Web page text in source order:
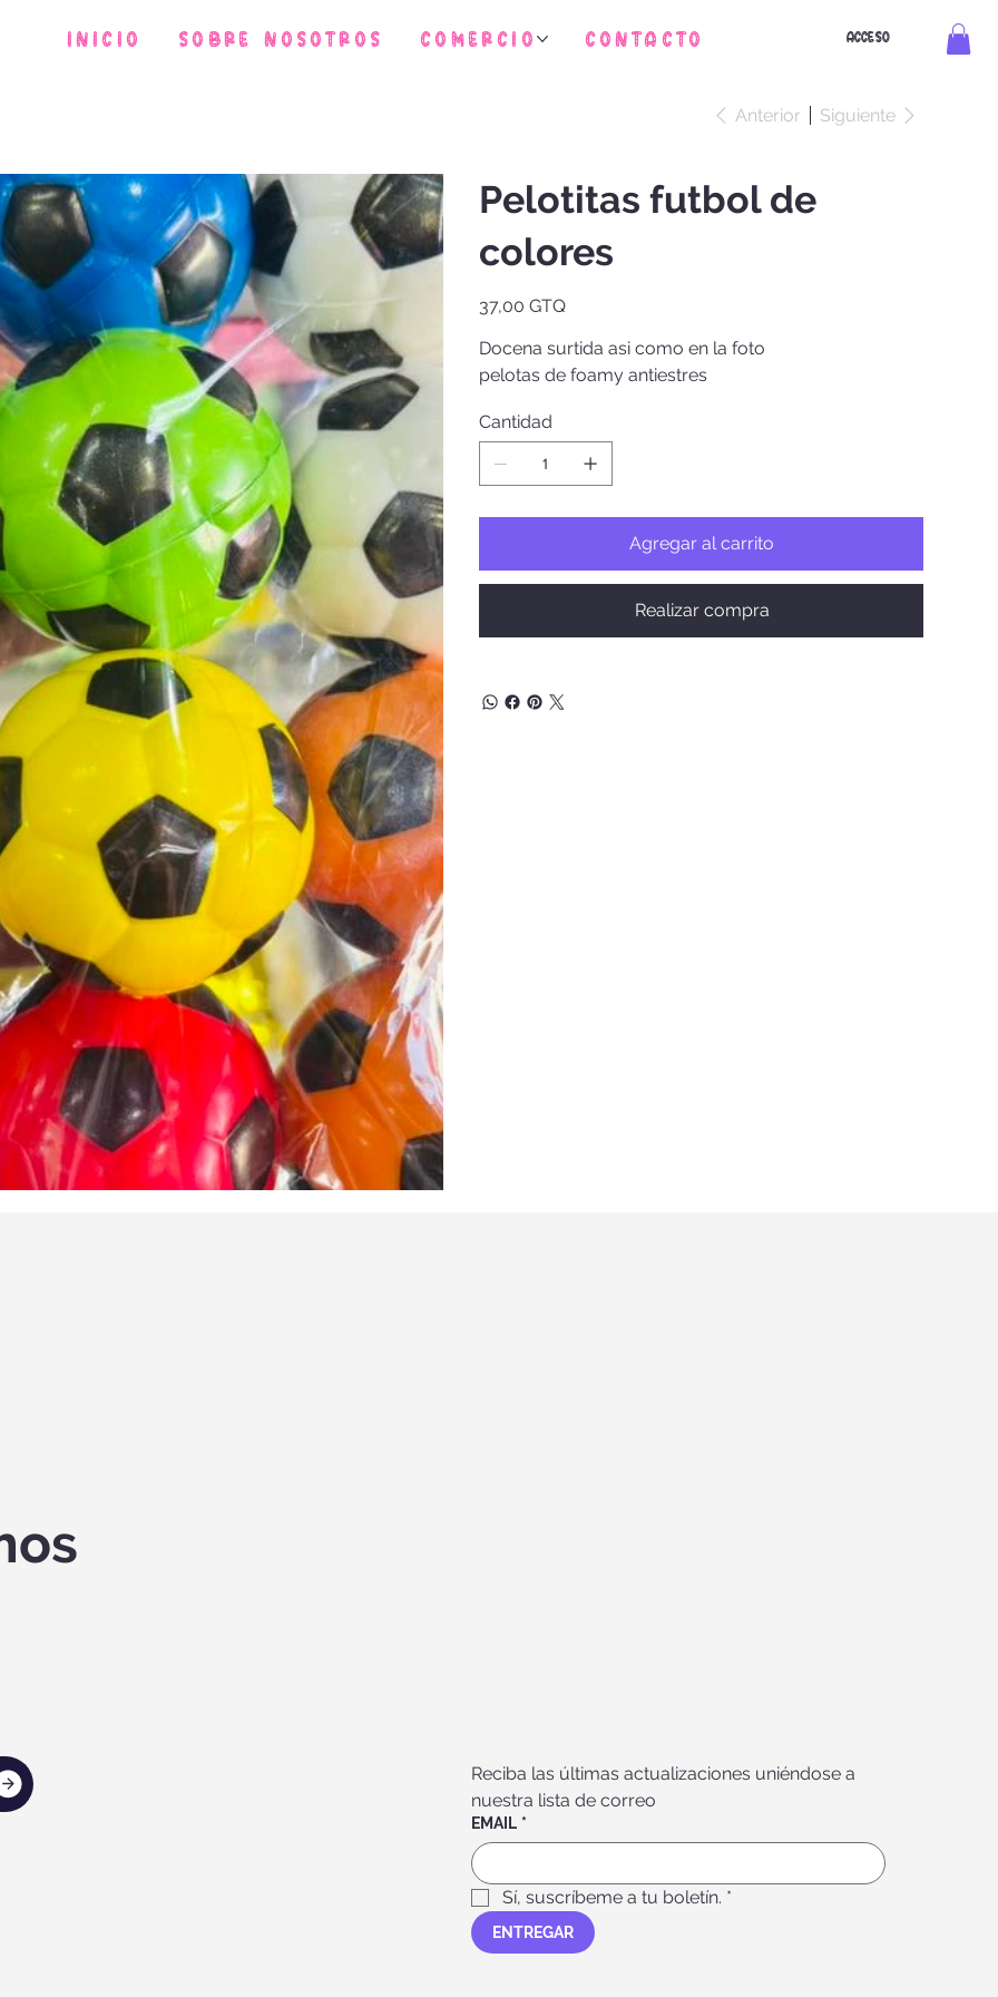
Inicio Sobre Nosotros Comercio Contacto ACCESO
Anterior Siguiente
Pelotitas futbol de
colores
37,00 GTQ
Docena surtida asi como en la foto
pelotas de foamy antiestres
Cantidad
Agregar al carrito
Realizar compra
Reciba las últimas actualizaciones uniéndose a
nuestra lista de correo
EMAIL *
Sí, suscríbeme a tu boletín. *
ENTREGAR